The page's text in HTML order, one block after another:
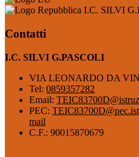
I.C. SILVI
Contatti
I.C. SILVI G.PASCOLI
VIA LEONARDO DA
Tel: 0859357282
Email:
PEC:
mail
C.F.: 90015870679